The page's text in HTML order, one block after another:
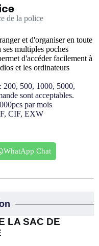
de la police
et d'organiser en toute
multiples poches
d'accéder facilement à
et les ordinateurs
200, 500, 1000, 5000,
sont acceptables.
par mois
CIF, EXW
WhatApp Chat
LA SAC DE